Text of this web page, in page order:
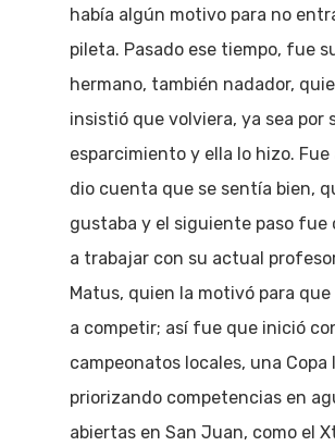
había algún motivo para no
pileta. Pasado ese tiempo, fue
hermano, también nadador,
insistió que volviera, ya sea por
esparcimiento y ella lo hizo. Fue
dio cuenta que se sentía bien,
gustaba y el siguiente paso fue
a trabajar con su actual
Matus, quien la motivó para que
a competir; así fue que inició
campeonatos locales, una Copa
priorizando competencias en
abiertas en San Juan, como el